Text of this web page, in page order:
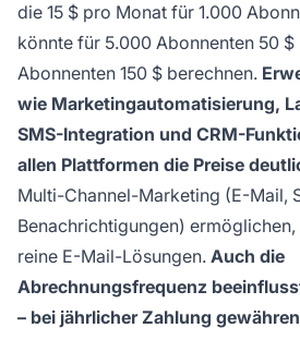
die 15 $ pro Monat für 1.000
könnte für 5.000 Abonnenten 50 $
Abonnenten 150 $ berechnen.
wie Marketingautomatisierung,
SMS-Integration und CRM-
allen Plattformen die Preise
Multi-Channel-Marketing (E-Mail,
Benachrichtigungen)
reine E-Mail-Lösungen. Auch die
Abrechnungsfrequenz
– bei jährlicher Zahlung